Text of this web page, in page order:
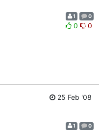
1 0
0 0
25 Feb '08
1 0